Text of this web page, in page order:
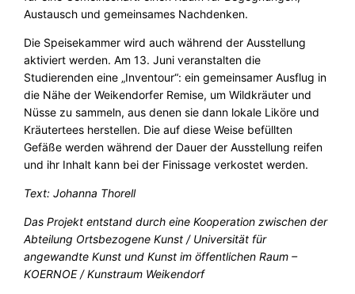
Austausch und gemeinsames Nachdenken.
Die Speisekammer wird auch während der Ausstellung
aktiviert werden. Am 13. Juni veranstalten die
Studierenden eine „Inventour“: ein gemeinsamer Ausflug in
die Nähe der Weikendorfer Remise, um Wildkräuter und
Nüsse zu sammeln, aus denen sie dann lokale Liköre und
Kräutertees herstellen. Die auf diese Weise befüllten
Gefäße werden während der Dauer der Ausstellung reifen
und ihr Inhalt kann bei der Finissage verkostet werden.
Text: Johanna Thorell
Das Projekt entstand durch eineKooperation zwischen der
Abteilung Ortsbezogene Kunst / Universität für
angewandte Kunst und Kunst im öffentlichen Raum –
KOERNOE / Kunstraum Weikendorf